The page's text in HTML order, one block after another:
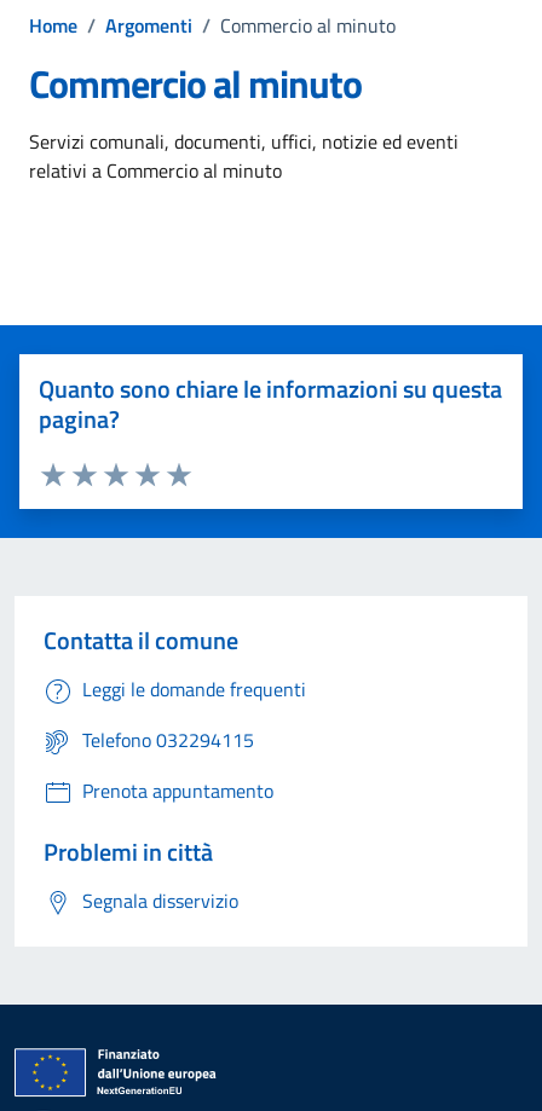
Home / Argomenti / Commercio al minuto
Commercio al minuto
Dettagli dell'argomento
Servizi comunali, documenti, uffici, notizie ed eventi
relativi a Commercio al minuto
Quanto sono chiare le informazioni su questa
pagina?
Valuta 5 stelle su 5
Valuta 4 stelle su 5
Valuta 3 stelle su 5
Valuta 2 stelle su 5
Valuta 1 stelle su 5
Contatta il comune
Leggi le domande frequenti
Telefono 032294115
Prenota appuntamento
Problemi in città
Segnala disservizio